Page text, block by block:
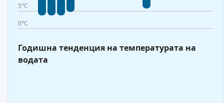
5°C
0°C
Годишна тенденция на температурата на
водата